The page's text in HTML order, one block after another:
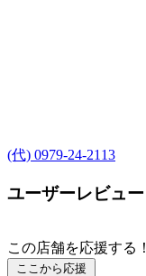
(代) 0979-24-2113
ユーザーレビュー
この店舗を応援する！
ここから応援